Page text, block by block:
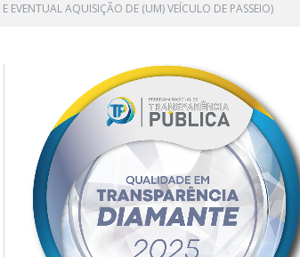
EVENTUAL AQUISIÇÃO DE (UM) VEÍCULO DE PASSEIO)